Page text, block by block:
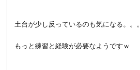
土台が少し反っているのも気になる。。。
もっと練習と経験が必要なようですｗ